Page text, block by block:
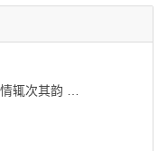
宋代·曹彦约）